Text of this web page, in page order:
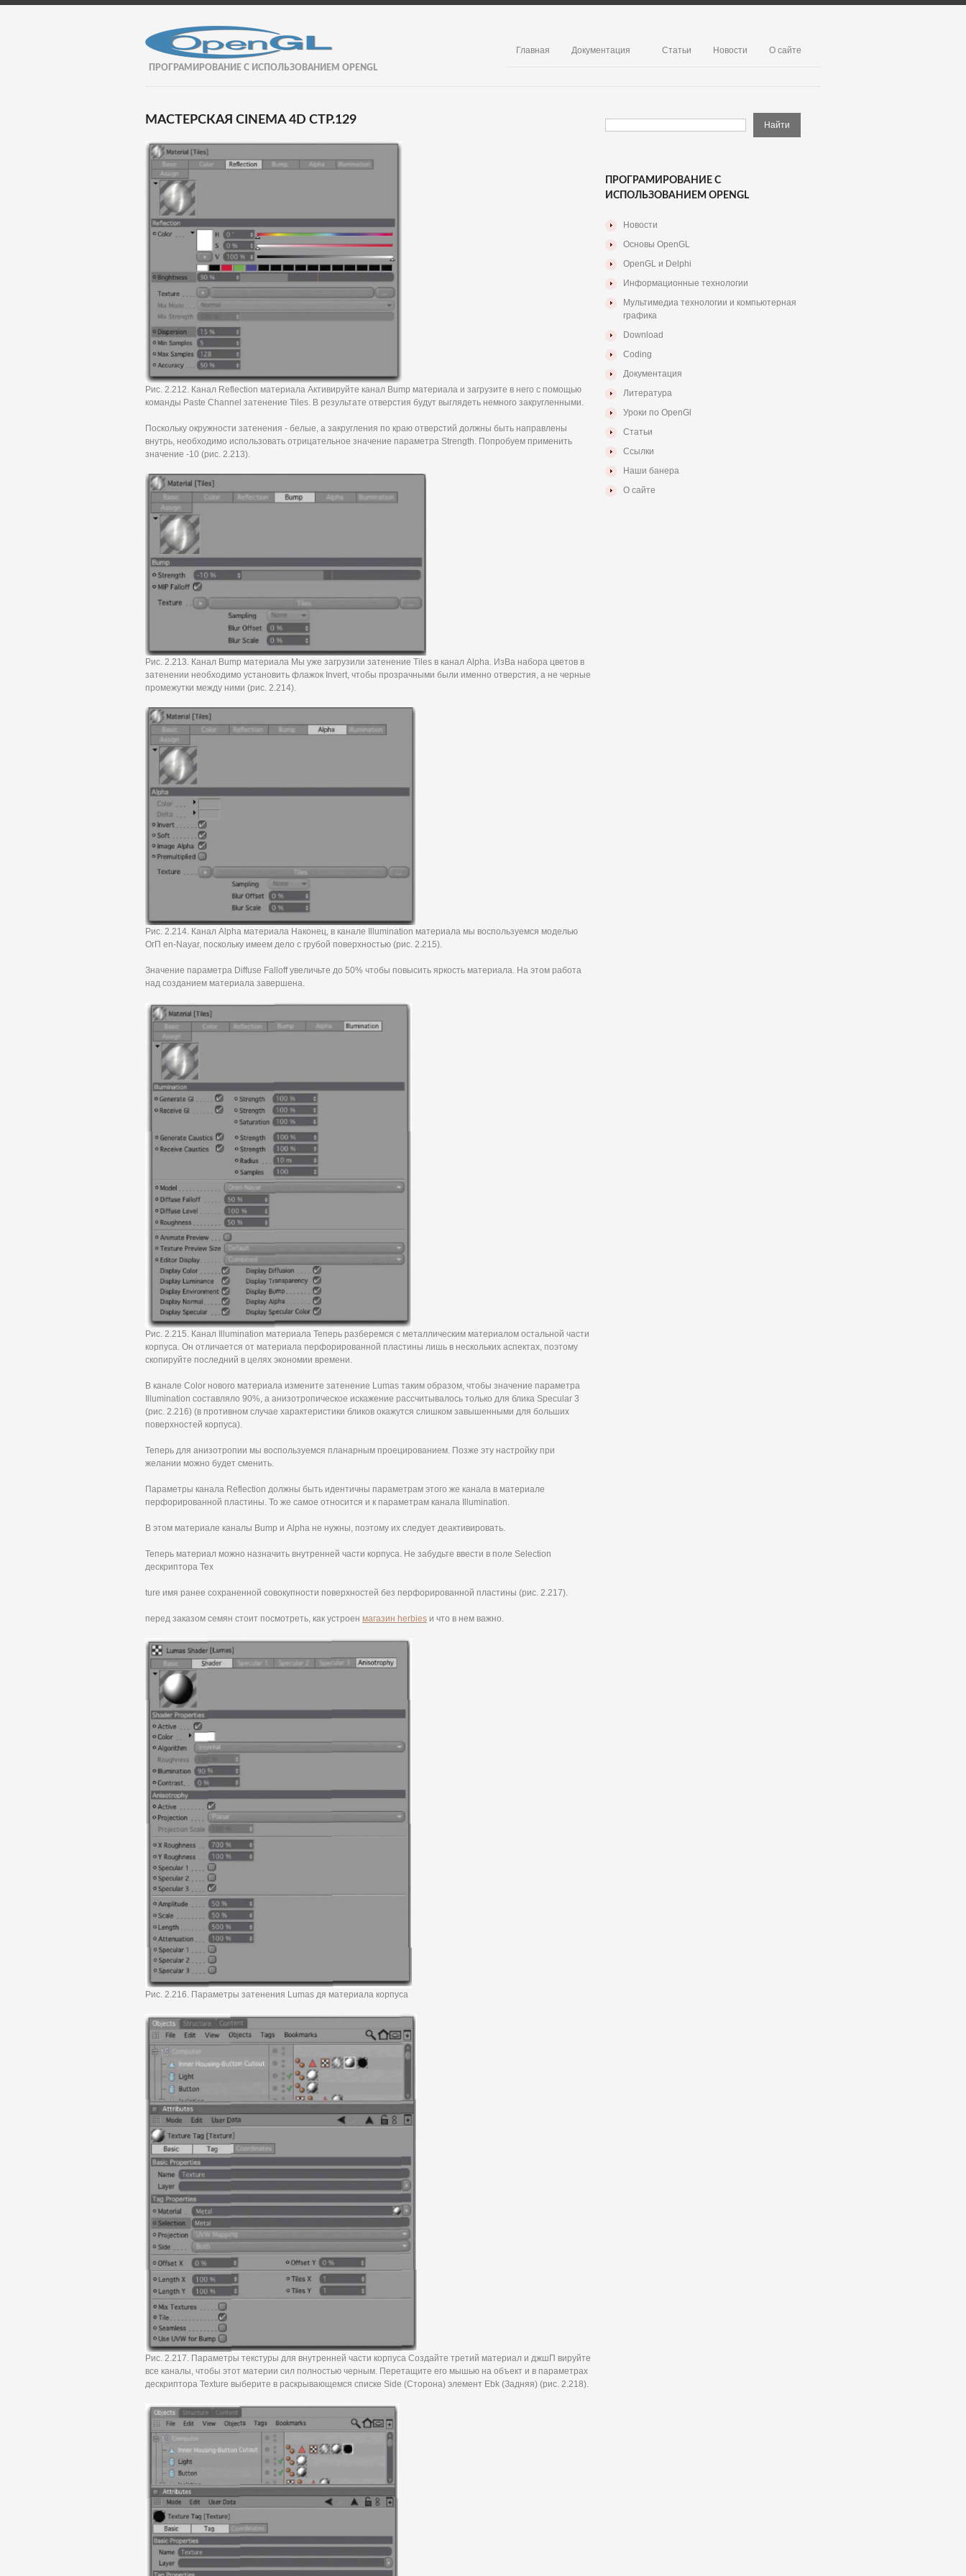
ПРОГРАМИРОВАНИЕ С ИСПОЛЬЗОВАНИЕМ OPENGL
Главная Документация Статьи Новости О сайте
МАСТЕРСКАЯ CINEMA 4D СТР.129
Рис. 2.212. Канал Reflection материала Активируйте канал Bump материала и загрузите в него с помощью
команды Paste Channel затенение Tiles. В результате отверстия будут выглядеть немного закругленными.
Поскольку окружности затенения - белые, а закругления по краю отверстий должны быть направлены
внутрь, необходимо использовать отрицательное значение параметра Strength. Попробуем применить
значение -10 (рис. 2.213).
Рис. 2.213. Канал Bump материала Мы уже загрузили затенение Tiles в канал Alpha. ИзВа набора цветов в
затенении необходимо установить флажок Invert, чтобы прозрачными были именно отверстия, а не черные
промежутки между ними (рис. 2.214).
Рис. 2.214. Канал Alpha материала Наконец, в канале Illumination материала мы воспользуемся моделью
ОгП en-Nayar, поскольку имеем дело с грубой поверхностью (рис. 2.215).
Значение параметра Diffuse Falloff увеличьте до 50% чтобы повысить яркость материала. На этом работа
над созданием материала завершена.
Рис. 2.215. Канал Illumination материала Теперь разберемся с металлическим материалом остальной части
корпуса. Он отличается от материала перфорированной пластины лишь в нескольких аспектах, поэтому
скопируйте последний в целях экономии времени.
В канале Color нового материала измените затенение Lumas таким образом, чтобы значение параметра
Illumination составляло 90%, а анизотропическое искажение рассчитывалось только для блика Specular 3
(рис. 2.216) (в противном случае характеристики бликов окажутся слишком завышенными для больших
поверхностей корпуса).
Теперь для анизотропии мы воспользуемся планарным проецированием. Позже эту настройку при
желании можно будет сменить.
Параметры канала Reflection должны быть идентичны параметрам этого же канала в материале
перфорированной пластины. То же самое относится и к параметрам канала Illumination.
В этом материале каналы Bump и Alpha не нужны, поэтому их следует деактивировать.
Теперь материал можно назначить внутренней части корпуса. Не забудьте ввести в поле Selection
дескриптора Tex
ture имя ранее сохраненной совокупности поверхностей без перфорированной пластины (рис. 2.217).
перед заказом семян стоит посмотреть, как устроен магазин herbies и что в нем важно.
Рис. 2.216. Параметры затенения Lumas дя материала корпуса
Рис. 2.217. Параметры текстуры для внутренней части корпуса Создайте третий материал и джшП вируйте
все каналы, чтобы этот материи сил полностью черным. Перетащите его мышью на объект и в параметрах
дескриптора Texture выберите в раскрывающемся списке Side (Сторона) элемент Ebk (Задняя) (рис. 2.218).
ПРОГРАМИРОВАНИЕ С
ИСПОЛЬЗОВАНИЕМ OPENGL
Новости
Основы OpenGL
OpenGL и Delphi
Информационные технологии
Мультимедиа технологии и компьютерная
графика
Download
Coding
Документация
Литература
Уроки по OpenGl
Статьи
Ссылки
Наши банера
О сайте